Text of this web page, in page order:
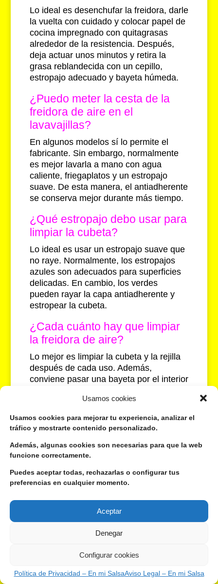
Usamos cookies
Usamos cookies para mejorar tu experiencia, analizar el
tráfico y mostrarte contenido personalizado.
Además, algunas cookies son necesarias para que la web
funcione correctamente.
Puedes aceptar todas, rechazarlas o configurar tus
preferencias en cualquier momento.
Aceptar
Denegar
Configurar cookies
Política de Privacidad – En mi SalsaAviso Legal – En mi Salsa
Lo ideal es desenchufar la freidora, darle
la vuelta con cuidado y colocar papel de
cocina impregnado con quitagrasas
alrededor de la resistencia. Después,
deja actuar unos minutos y retira la
grasa reblandecida con un cepillo,
estropajo adecuado y bayeta húmeda.
¿Puedo meter la cesta de la
freidora de aire en el
lavavajillas?
En algunos modelos sí lo permite el
fabricante. Sin embargo, normalmente
es mejor lavarla a mano con agua
caliente, friegaplatos y un estropajo
suave. De esta manera, el antiadherente
se conserva mejor durante más tiempo.
¿Qué estropajo debo usar para
limpiar la cubeta?
Lo ideal es usar un estropajo suave que
no raye. Normalmente, los estropajos
azules son adecuados para superficies
delicadas. En cambio, los verdes
pueden rayar la capa antiadherente y
estropear la cubeta.
¿Cada cuánto hay que limpiar
la freidora de aire?
Lo mejor es limpiar la cubeta y la rejilla
después de cada uso. Además,
conviene pasar una bayeta por el interior
acumule grasa. Si usas mucho la
profunda cada pocas semanas.
¿Qué hago si queda humedad
después de limpiarla?
En este caso, seca muy bien con papel
de cocina y deja la freidora abierta un
secador de pelo con aire caliente para
secar la zona de la resistencia. Lo ideal
es no enchufarla hasta estar segura de
¿Qué freidora de aire comprar?
Depende del uso que le vayas a dar. Si